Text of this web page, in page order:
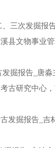
三次发掘报
县文物事业
掘报告_唐
古研究中心
发掘报告_吉